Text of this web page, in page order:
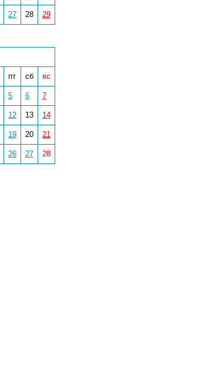
27 28 29
пт сб вс
5 6 7
12 13 14
19 20 21
26 27 28